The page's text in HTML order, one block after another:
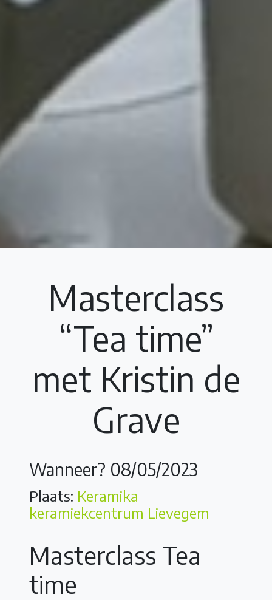
Masterclass
“Tea time”
met Kristin de
Grave
Wanneer? 08/05/2023
Plaats: Keramika
keramiekcentrum Lievegem
Masterclass Tea
time